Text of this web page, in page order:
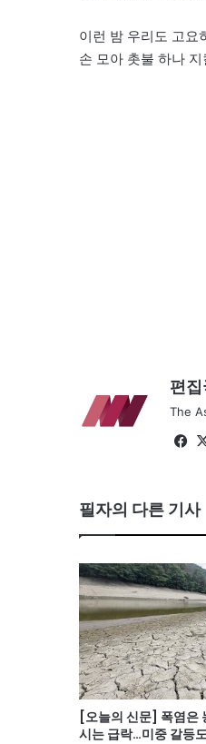
이런 밤 우리도 고요
손 모아 촛불 하나 지
편
The
ok
필자의 다른 기사
[오늘의 신문] 폭염은
시는 급락…미중 갈등